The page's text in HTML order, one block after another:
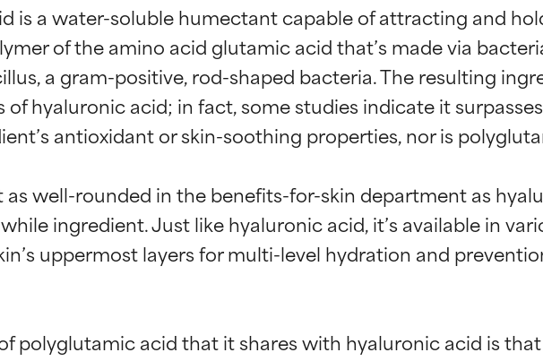
is a water-soluble humectant capable of attracting and
of the amino acid glutamic acid that’s made via
a gram-positive, rod-shaped bacteria. The resulting
of hyaluronic acid; in fact, some studies indicate it
antioxidant or skin-soothing properties, nor is
as well-rounded in the benefits-for-skin department as
ingredient. Just like hyaluronic acid, it’s available in
uppermost layers for multi-level hydration and
polyglutamic acid that it shares with hyaluronic acid is